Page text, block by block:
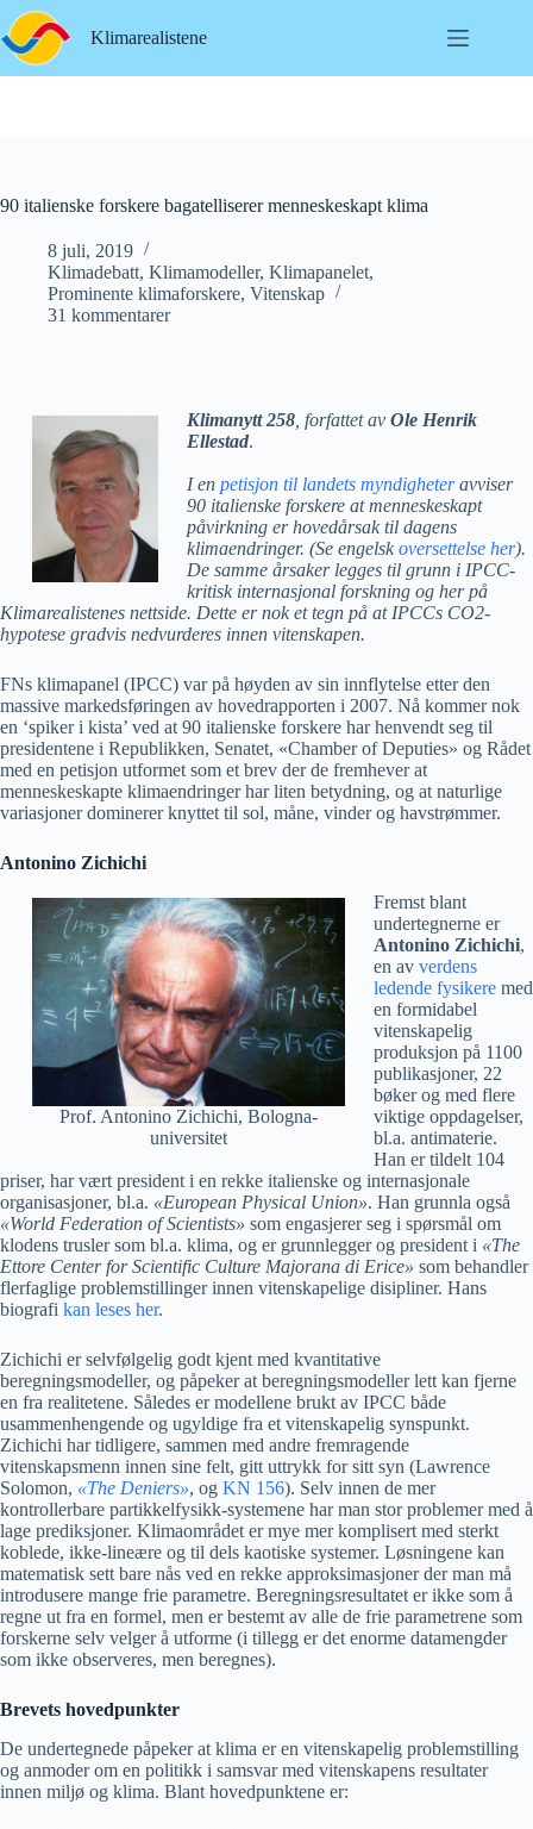
Hopp
til
innholdet
Klimarealistene
90 italienske forskere bagatelliserer menneskeskapt klima
8 juli, 2019
Klimadebatt, Klimamodeller, Klimapanelet,
Prominente klimaforskere, Vitenskap
31 kommentarer
Klimanytt 258, forfattet av Ole Henrik
Ellestad.
I en petisjon til landets myndigheteravviser
90 italienske forskere at menneskeskapt
påvirkning er hovedårsak til dagens
klimaendringer. (Se engelsk oversettelse her).
De samme årsaker legges til grunn i IPCC-
kritisk internasjonal forskning og her på
Klimarealistenes nettside. Dette er nok et tegn på at IPCCs CO2-
hypotese gradvis nedvurderes innen vitenskapen.
FNs klimapanel (IPCC) var på høyden av sin innflytelse etter den
massive markedsføringen av hovedrapporten i 2007. Nå kommer nok
en ‘spiker i kista’ ved at 90 italienske forskere har henvendt seg til
presidentene i Republikken, Senatet, «Chamber of Deputies» og Rådet
med en petisjon utformet som et brev der de fremhever at
menneskeskapte klimaendringer har liten betydning, og at naturlige
variasjoner dominerer knyttet til sol, måne, vinder og havstrømmer.
Antonino Zichichi
Prof. Antonino Zichichi, Bologna-
universitet
Fremst blant
undertegnerne er
Antonino Zichichi,
en av verdens
ledende fysikeremed
en formidabel
vitenskapelig
produksjon på 1100
publikasjoner, 22
bøker og med flere
viktige oppdagelser,
bl.a. antimaterie.
Han er tildelt 104
priser, har vært president i en rekke italienske og internasjonale
organisasjoner, bl.a. «European Physical Union». Han grunnla også
«World Federation of Scientists» som engasjerer seg i spørsmål om
klodens trusler som bl.a. klima, og er grunnlegger og president i «The
Ettore Center for Scientific Culture Majorana di Erice» som behandler
flerfaglige problemstillinger innen vitenskapelige disipliner. Hans
biografi kan leses her.
Zichichi er selvfølgelig godt kjent med kvantitative
beregningsmodeller, og påpeker at beregningsmodeller lett kan fjerne
en fra realitetene. Således er modellene brukt av IPCC både
usammenhengende og ugyldige fra et vitenskapelig synspunkt.
Zichichi har tidligere, sammen med andre fremragende
vitenskapsmenn innen sine felt, gitt uttrykk for sitt syn (Lawrence
Solomon, «The Deniers», og KN 156). Selv innen de mer
kontrollerbare partikkelfysikk-systemene har man stor problemer med å
lage prediksjoner. Klimaområdet er mye mer komplisert med sterkt
koblede, ikke-lineære og til dels kaotiske systemer. Løsningene kan
matematisk sett bare nås ved en rekke approksimasjoner der man må
introdusere mange frie parametre. Beregningsresultatet er ikke som å
regne ut fra en formel, men er bestemt av alle de frie parametrene som
forskerne selv velger å utforme (i tillegg er det enorme datamengder
som ikke observeres, men beregnes).
Brevets hovedpunkter
De undertegnede påpeker at klima er en vitenskapelig problemstilling
og anmoder om en politikk i samsvar med vitenskapens resultater
innen miljø og klima. Blant hovedpunktene er: